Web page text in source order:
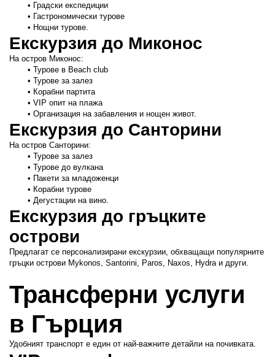
Градски експедиции
Гастрономически турове
Нощни турове.
Екскурзия до Миконос
На остров Миконос:
Турове в Beach club
Турове за залез
Корабни партита
VIP опит на плажа
Организация на забавления и нощен живот.
Екскурзия до Санторини
На остров Санторини:
Турове за залез
Турове до вулкана
Пакети за младоженци
Корабни турове
Дегустации на вино.
Екскурзия до гръцките
острови
Предлагат се персонализирани екскурзии, обхващащи популярните
гръцки острови Mykonos, Santorini, Paros, Naxos, Hydra и други.
Трансферни услуги
в Гърция
Удобният транспорт е един от най-важните детайли на почивката.